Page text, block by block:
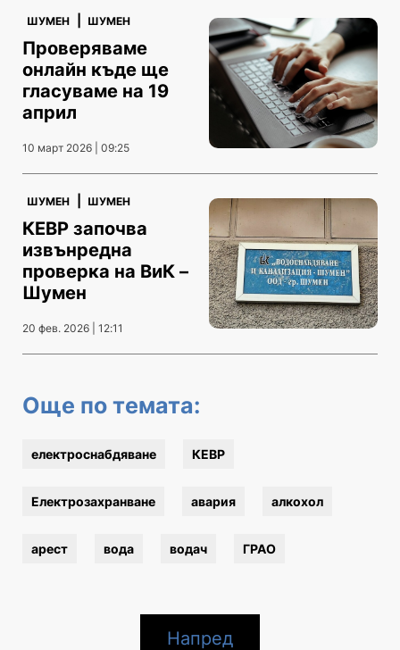
ШУМЕН ШУМЕН
Проверяваме
онлайн къде ще
гласуваме на 19
април
10 март 2026 | 09:25
ШУМЕН ШУМЕН
КЕВР започва
извънредна
проверка на ВиК –
Шумен
20 фев. 2026 | 12:11
Още по темата:
електроснабдяване КЕВР
Eлектрозахранване авария алкохол
арест вода водач ГРАО
Напред